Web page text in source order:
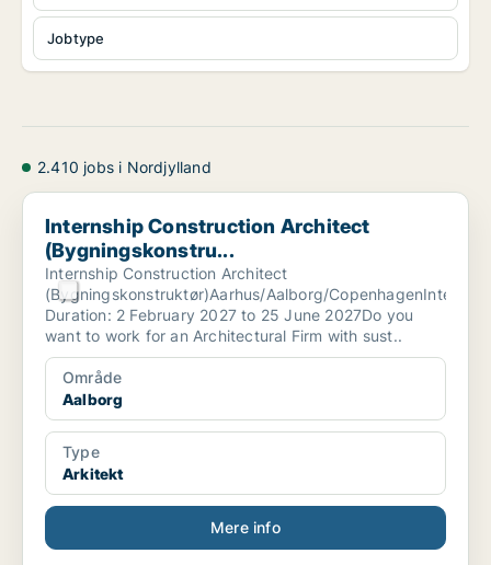
Jobtype
2.410 jobs i Nordjylland
Internship Construction Architect (Bygningskonstru...
Internship Construction Architect
(Bygningskonstru...
Internship Construction Architect
(Bygningskonstruktør)Aarhus/Aalborg/
Duration: 2 February 2027 to 25 June 2027Do you
want to work for an Architectural Firm with sust..
Område
Aalborg
Type
Arkitekt
Mere info